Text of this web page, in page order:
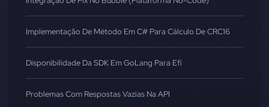
Implementação De Método Em C# Para Cálculo De CRC16
Disponibilidade Da SDK Em GoLang Para Efí
Problemas Com Respostas Vazias Na API